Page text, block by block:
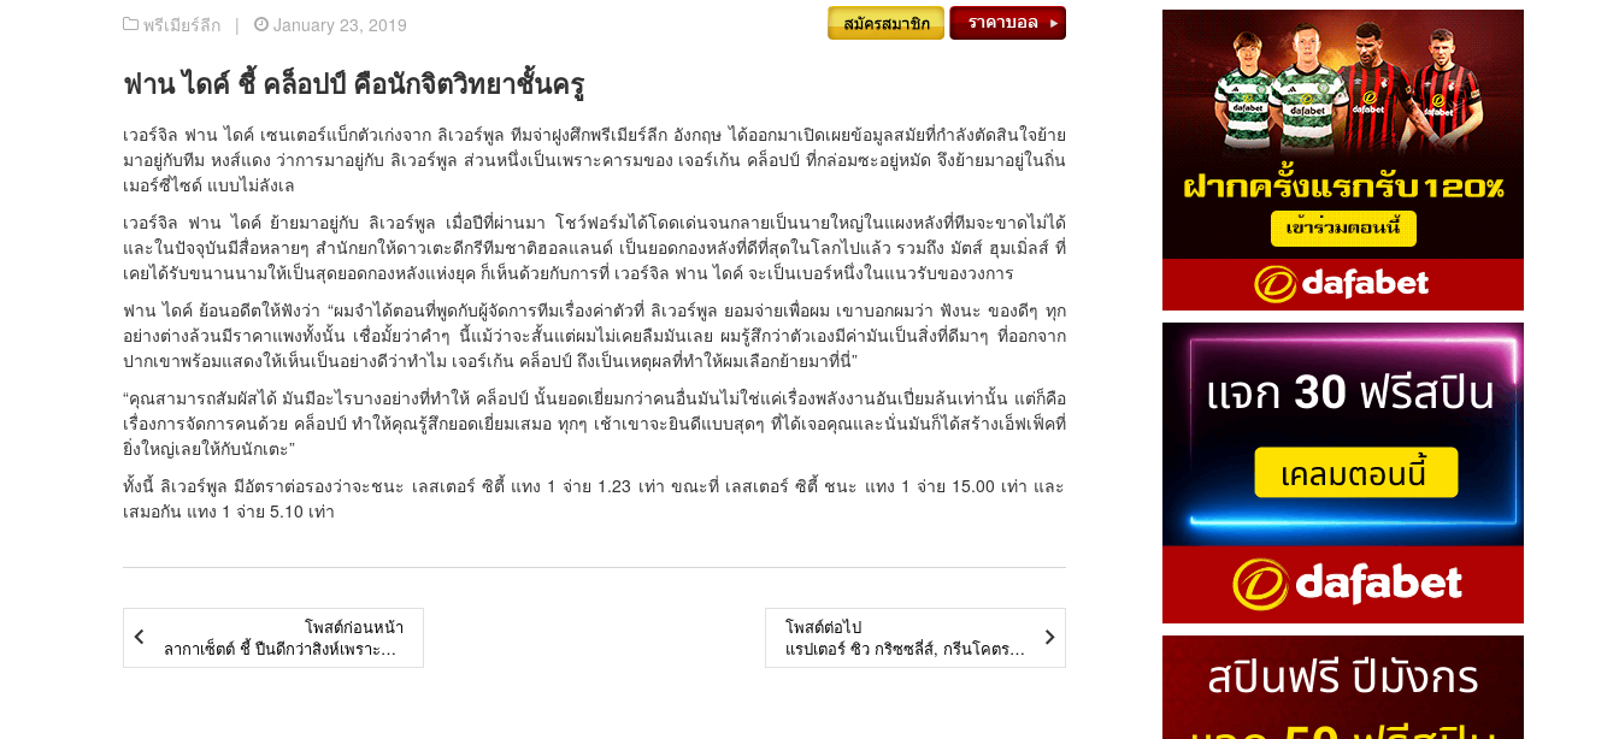
พรีเมียร์ลีก | January 23, 2019
ฟาน ไดค์ ชี้ คล็อปป์ คือนักจิตวิทยาชั้นครู
เวอร์จิล ฟาน ไดค์ เซนเตอร์แบ็กตัวเก่งจาก ลิเวอร์พูล ทีมจ่าฝูงศึกพรีเมียร์ลีก อังกฤษ ได้ออกมาเปิดเผยข้อมูลสมัยที่กำลังตัดสินใจย้าย
มาอยู่กับทีม หงส์แดง ว่าการมาอยู่กับ ลิเวอร์พูล ส่วนหนึ่งเป็นเพราะคารมของ เจอร์เก้น คล็อปป์ ที่กล่อมซะอยู่หมัด จึงย้ายมาอยู่ในถิ่น
เมอร์ซี่ไซด์ แบบไม่ลังเล
เวอร์จิล ฟาน ไดค์ ย้ายมาอยู่กับ ลิเวอร์พูล เมื่อปีที่ผ่านมา โชว์ฟอร์มได้โดดเด่นจนกลายเป็นนายใหญ่ในแผงหลังที่ทีมจะขาดไม่ได้
และในปัจจุบันมีสื่อหลายๆ สำนักยกให้ดาวเตะดีกรีทีมชาติฮอลแลนด์ เป็นยอดกองหลังที่ดีที่สุดในโลกไปแล้ว รวมถึง มัตส์ ฮุมเมิ่ลส์ ที่
เคยได้รับขนานนามให้เป็นสุดยอดกองหลังแห่งยุค ก็เห็นด้วยกับการที่ เวอร์จิล ฟาน ไดค์ จะเป็นเบอร์หนึ่งในแนวรับของวงการ
ฟาน ไดค์ ย้อนอดีตให้ฟังว่า “ผมจำได้ตอนที่พูดกับผู้จัดการทีมเรื่องค่าตัวที่ ลิเวอร์พูล ยอมจ่ายเพื่อผม เขาบอกผมว่า ฟังนะ ของดีๆ ทุก
อย่างต่างล้วนมีราคาแพงทั้งนั้น เชื่อมั้ยว่าคำๆ นี้แม้ว่าจะสั้นแต่ผมไม่เคยลืมมันเลย ผมรู้สึกว่าตัวเองมีค่ามันเป็นสิ่งที่ดีมาๆ ที่ออกจาก
ปากเขาพร้อมแสดงให้เห็นเป็นอย่างดีว่าทำไม เจอร์เก้น คล็อปป์ ถึงเป็นเหตุผลที่ทำให้ผมเลือกย้ายมาที่นี่”
“คุณสามารถสัมผัสได้ มันมีอะไรบางอย่างที่ทำให้ คล็อปป์ นั้นยอดเยี่ยมกว่าคนอื่นมันไม่ใช่แค่เรื่องพลังงานอันเปี่ยมล้นเท่านั้น แต่ก็คือ
เรื่องการจัดการคนด้วย คล็อปป์ ทำให้คุณรู้สึกยอดเยี่ยมเสมอ ทุกๆ เช้าเขาจะยินดีแบบสุดๆ ที่ได้เจอคุณและนั่นมันก็ได้สร้างเอ็ฟเฟ็คที่
ยิ่งใหญ่เลยให้กับนักเตะ”
ทั้งนี้ ลิเวอร์พูล มีอัตราต่อรองว่าจะชนะ เลสเตอร์ ซิตี้ แทง 1 จ่าย 1.23 เท่า ขณะที่ เลสเตอร์ ซิตี้ ชนะ แทง 1 จ่าย 15.00 เท่า และ
เสมอกัน แทง 1 จ่าย 5.10 เท่า
โพสต์ก่อนหน้า
ลากาเซ็ตต์ ชี้ ปืนดีกว่าสิงห์เพราะแทคติก
โพสต์ต่อไป
แรปเตอร์ ซิว กริซซลี่ส์, กรีนโคตรแม่นกดสาม 7 หนควอสาม